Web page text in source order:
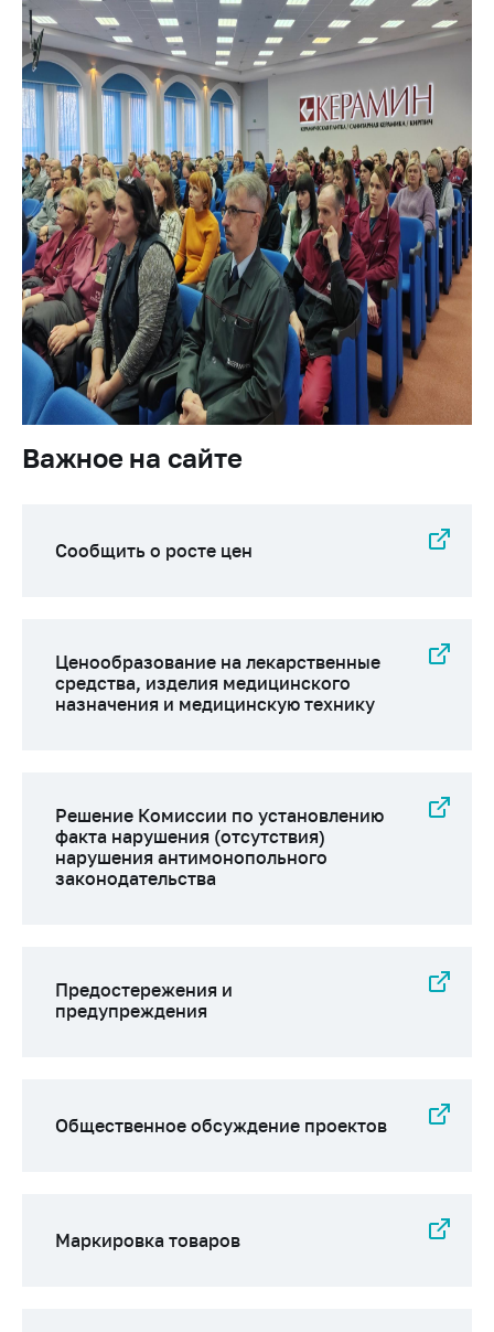
Важное на сайте
Сообщить о росте
цен
Ценообразование
на лекарственные
средства, изделия
медицинского
назначения и
медицинскую
технику
Решение Комиссии
по установлению
факта нарушения
(отсутствия)
нарушения
антимонопольного
Предостережения и
Общественное
обсуждение
Упрощение условий
ведения бизнеса
COVID-19 для
субъектов торговли,
общественного
питания, бытового
антимонопольного
регулирования и
Важное на сайте
Сообщить о росте цен
Ценообразование на лекарственные
средства, изделия медицинского
назначения и медицинскую технику
Решение Комиссии по установлению
факта нарушения (отсутствия)
нарушения антимонопольного
законодательства
Предостережения и
предупреждения
Общественное обсуждение проектов
Маркировка товаров